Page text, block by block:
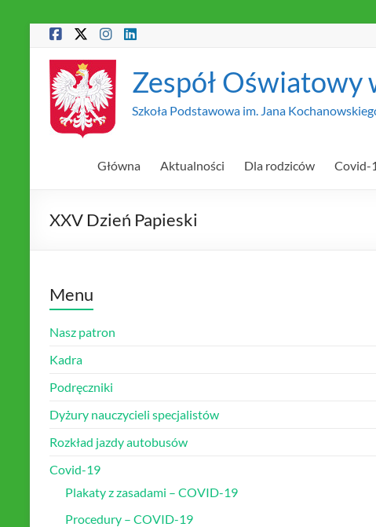
Skip
content
Zespół Oświatowy
Szkoła Podstawowa im. Jana
Główna Aktualności Dla rodziców Covid-
XXV Dzień Papieski
Menu
Nasz patron
Kadra
Podręczniki
Dyżury nauczycieli specjalistów
Rozkład jazdy autobusów
Covid-19
Plakaty z zasadami – COVID-19
Procedury – COVID-19